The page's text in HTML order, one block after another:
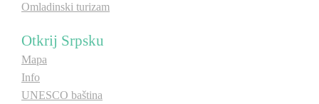
Omladinski turizam
Otkrij Srpsku
Mapa
Info
UNESCO baština